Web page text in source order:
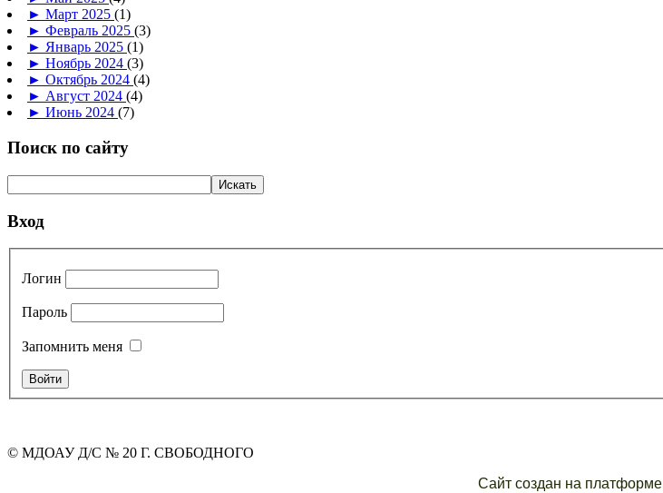
► Март 2025 (1)
► Февраль 2025 (3)
► Январь 2025 (1)
► Ноябрь 2024 (3)
► Октябрь 2024 (4)
► Август 2024 (4)
► Июнь 2024 (7)
Поиск по сайту
Вход
Логин
Пароль
Запомнить меня
© МДОАУ Д/С № 20 Г. СВОБОДНОГО
Сайт создан на платформе